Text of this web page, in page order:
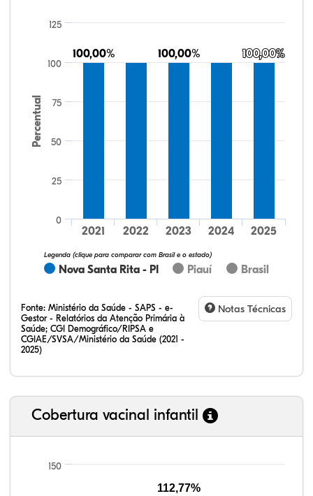
Percentual
100,00%
100,00% 100,00%
100,00% 100,00%
100,00%
Nova Santa Rita - PI Piauí Brasil
Legenda (clique para comparar com Brasil e o estado)
2021 2022 2023 2024 2025
0
25
50
75
100
125
Fonte: Ministério da Saúde - SAPS - e-
Gestor - Relatórios da Atenção Primária à
Saúde; CGI Demográfico/RIPSA e
CGIAE/SVSA/Ministério da Saúde (2021 -
2025)
Notas Técnicas
Cobertura vacinal infantil
150
112,77%